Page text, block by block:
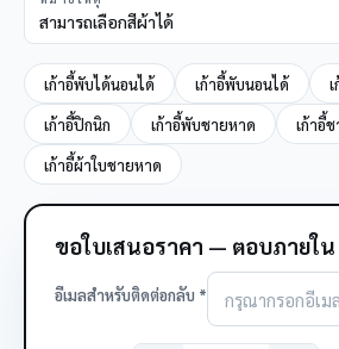
สามารถเลือกสีผ้าได้
เก้าอี้พับได้นอนได้ เก้าอี้พับนอนได้
เก้าอี้ปิกนิก
เก้าอี้พับชายหาด
เก้าอี้
เก้าอี้ผ้าใบชายหาด
ขอใบเสนอราคา — ตอบภายใน
อีเมลสำหรับติดต่อกลับ *